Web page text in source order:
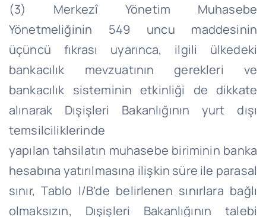
(3) Merkezî Yönetim Muhasebe
Yönetmeliğinin 549 uncu maddesinin
üçüncü fıkrası uyarınca, ilgili ülkedeki
bankacılık mevzuatının gerekleri ve
bankacılık sisteminin etkinliği de dikkate
alınarak Dışişleri Bakanlığının yurt dışı
temsilciliklerinde
yapılan tahsilatın muhasebe biriminin banka
hesabına yatırılmasına ilişkin süre ile parasal
sınır, Tablo I/B’de belirlenen sınırlara bağlı
olmaksızın, Dışişleri Bakanlığının talebi